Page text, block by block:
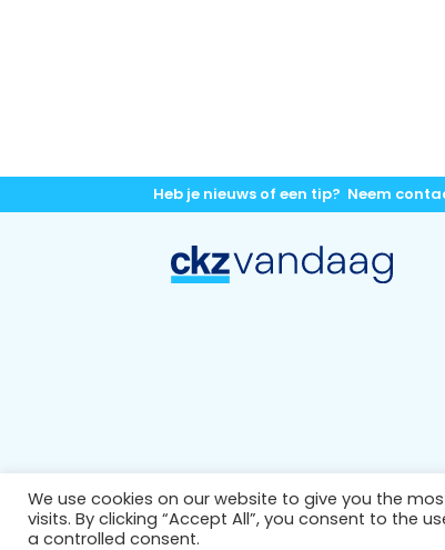
Heb je nieuws of een tip? Neem
We use cookies on our website to give you the
visits. By clicking “Accept All”, you consent to the
a controlled consent.